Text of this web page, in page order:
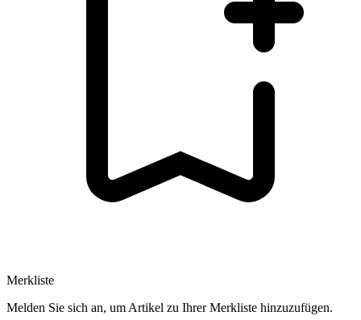
Merkliste
Melden Sie sich an, um Artikel zu Ihrer Merkliste hinzuzufügen.